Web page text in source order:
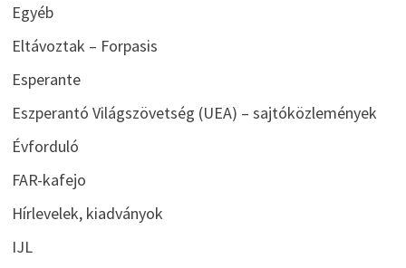
Egyéb
Eltávoztak – Forpasis
Esperante
Eszperantó Világszövetség (UEA) – sajtóközlemények
Évforduló
FAR-kafejo
Hírlevelek, kiadványok
IJL